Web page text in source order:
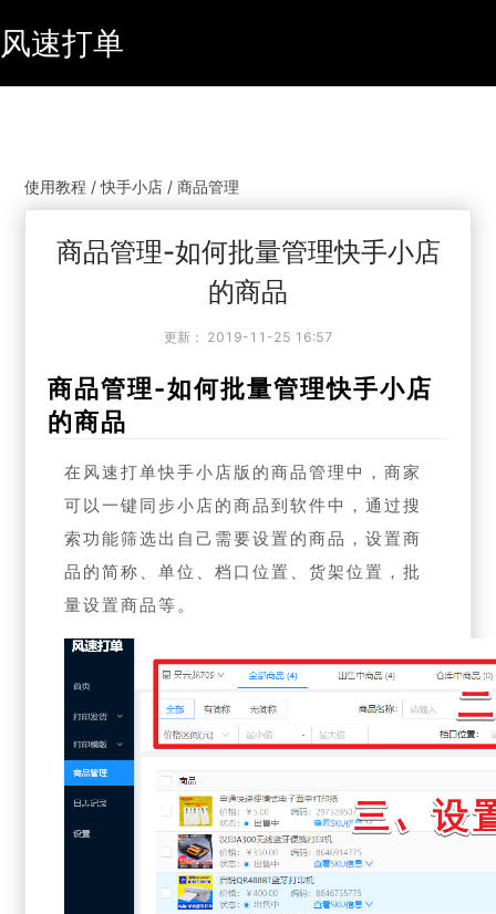
风速打单
使用教程 / 快手小店 / 商品管理
商品管理-如何批量管理快手小店
的商品
更新： 2019-11-25 16:57
商品管理-如何批量管理快手小店
的商品
在风速打单快手小店版的商品管理中，商家
可以一键同步小店的商品到软件中，通过搜
索功能筛选出自己需要设置的商品，设置商
品的简称、单位、档口位置、货架位置，批
量设置商品等。